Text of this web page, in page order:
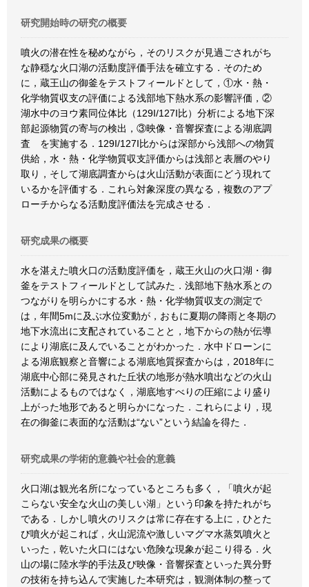
研究開始時の研究の概要
噴火の潜在性を秘めながら，そのリスクが見過ごされがち
な静穏な火口湖の活動度評価手法を確立する．そのため
に，蔵王山の御釜をテストフィールドとして，①水・熱・
化学物質収支の評価による浅部地下熱水系の影響評価，②
湖水中のヨウ素同位体比（129I/127I比）分析による地下深
部起源物質の寄与の検出，③映像・音響探査による湖底調
査 を実施する．129I/127I比からは深部から浅部への物質
供給，水・熱・化学物質収支評価からは浅部と表層のやり
取り，そして湖底調査からは火山活動が表面にどう現れて
いるかを評価する．これら対象深度の異なる，複数のアプ
ローチからなる活動度評価法を完成させる．
研究成果の概要
水を湛えた噴火口の活動度評価を，蔵王火山の火口湖・御
釜をテストフィールドとして試みた．浅部地下熱水系との
つながりを明らかにする水・熱・化学物質収支の測定で
は，年間5mに及ぶ水位変動が，おもに夏期の降雨と冬期の
地下水流出に支配されていることと，地下からの熱が伝導
により湖底に及んでいることがわかった．水中ドローンに
よる湖底観察と音響による湖底地質探査からは，2018年に
湖底中心部に発見された丘状の地形が熱水噴出などの火山
活動によるものではなく，湖底地すべりの圧縮により盛り
上がった地形であると明らかになった．これらにより，現
在の御釜に表面的な活動は“ない”という結論を得た．
研究成果の学術的意義や社会的意義
火口湖は観光名所になっているところも多く，「噴火が起
こらない安全な火山の美しい湖」という印象を持たれがち
である．しかし噴火のリスクは常に存在する上に，ひとた
び噴火が起これば，火山泥流や激しいマグマ水蒸気噴火と
いった，乾いた火口にはない危険な現象が起こり得る．火
山の場に陸水学的手法及び映像・音響探査といった異分野
の技術を持ち込んで実施した本研究は，観測体制の整って